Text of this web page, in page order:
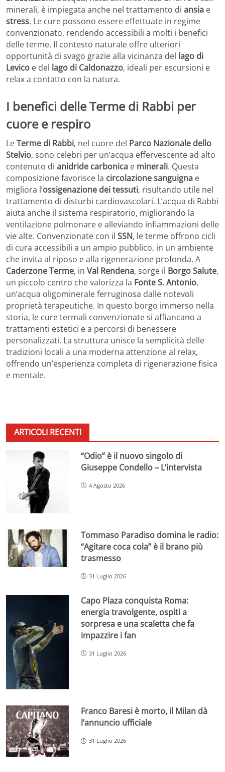
minerali, è impiegata anche nel trattamento di ansia e
stress. Le cure possono essere effettuate in regime
convenzionato, rendendo accessibili a molti i benefici
delle terme. Il contesto naturale offre ulteriori
opportunità di svago grazie alla vicinanza del lago di
Levico e del lago di Caldonazzo, ideali per escursioni e
relax a contatto con la natura.
I benefici delle Terme di Rabbi per
cuore e respiro
LeTerme di Rabbi, nel cuore del Parco Nazionale dello
Stelvio, sono celebri per un’acqua effervescente ad alto
contenuto di anidride carbonica e minerali. Questa
composizione favorisce la circolazione sanguigna e
migliora l’ossigenazione dei tessuti, risultando utile nel
trattamento di disturbi cardiovascolari. L’acqua di Rabbi
aiuta anche il sistema respiratorio, migliorando la
ventilazione polmonare e alleviando infiammazioni delle
vie alte. Convenzionate con il SSN, le terme offrono cicli
di cura accessibili a un ampio pubblico, in un ambiente
che invita al riposo e alla rigenerazione profonda. A
Caderzone Terme, in Val Rendena, sorge il Borgo Salute,
un piccolo centro che valorizza la Fonte S. Antonio,
un’acqua oligominerale ferruginosa dalle notevoli
proprietà terapeutiche. In questo borgo immerso nella
storia, le cure termali convenzionate si affiancano a
trattamenti estetici e a percorsi di benessere
personalizzati. La struttura unisce la semplicità delle
tradizioni locali a una moderna attenzione al relax,
offrendo un’esperienza completa di rigenerazione fisica
e mentale.
ARTICOLI RECENTI
“Odio” è il nuovo singolo di
Giuseppe Condello – L’intervista
4 Agosto 2026
Tommaso Paradiso domina le radio:
“Agitare coca cola” è il brano più
trasmesso
31 Luglio 2026
Capo Plaza conquista Roma:
energia travolgente, ospiti a
sorpresa e una scaletta che fa
impazzire i fan
31 Luglio 2026
Franco Baresi è morto, il Milan dà
l’annuncio ufficiale
31 Luglio 2026